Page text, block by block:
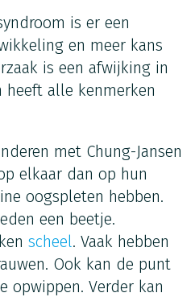
is er een
en meer kans
is een afwijking in
heeft alle kenmerken
met Chung-Jansen
elkaar dan op hun
oogspleten hebben.
een beetje.
scheel. Vaak hebben
Ook kan de punt
opwippen. Verder kan